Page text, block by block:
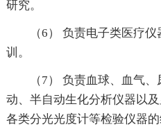
研究。
（6） 负责电子类医疗
训。
（7） 负责血球、血气
动、半自动生化分析仪器以
各类分光光度计等检验仪器的